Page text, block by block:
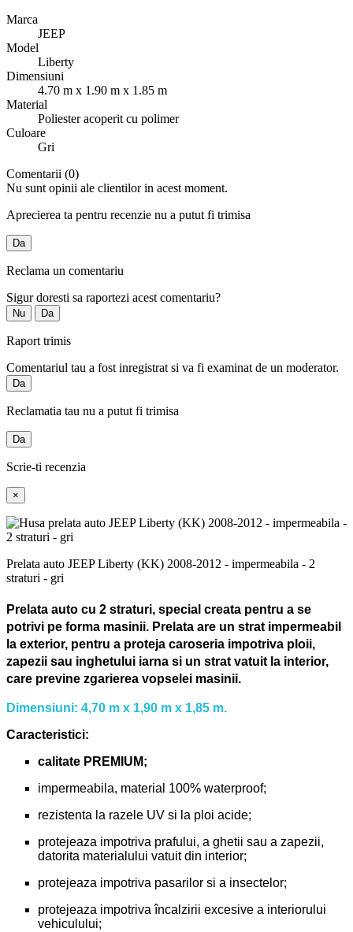
Marca
JEEP
Model
Liberty
Dimensiuni
4.70 m x 1.90 m x 1.85 m
Material
Poliester acoperit cu polimer
Culoare
Gri
Comentarii (0)
Nu sunt opinii ale clientilor in acest moment.
Aprecierea ta pentru recenzie nu a putut fi trimisa
Da
Reclama un comentariu
Sigur doresti sa raportezi acest comentariu?
Nu Da
Raport trimis
Comentariul tau a fost inregistrat si va fi examinat de un moderator.
Da
Reclamatia tau nu a putut fi trimisa
Da
Scrie-ti recenzia
×
Prelata auto JEEP Liberty (KK) 2008-2012 - impermeabila - 2
straturi - gri
Prelata auto cu 2 straturi, special creata pentru a se
potrivi pe forma masinii. Prelata are un strat impermeabil
la exterior, pentru a proteja caroseria impotriva ploii,
zapezii sau inghetului iarna si un strat vatuit la interior,
care previne zgarierea vopselei masinii.
Dimensiuni: 4,70 m x 1,90 m x 1,85 m.
Caracteristici:
calitate PREMIUM;
impermeabila, material 100% waterproof;
rezistenta la razele UV si la ploi acide;
protejeaza impotriva prafului, a ghetii sau a zapezii,
datorita materialului vatuit din interior;
protejeaza impotriva pasarilor si a insectelor;
protejeaza impotriva încalzirii excesive a interiorului
vehiculului;